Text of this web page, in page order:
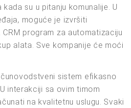
su u pitanju komunalije. U
moguće je izvršiti
program za automatizaciju
alata. Sve kompanije će moći
sistem efikasno
interakciji sa ovim timom
na kvalitetnu uslugu. Svaki